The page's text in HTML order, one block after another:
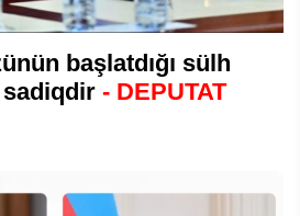
başlatdığı sülh
- DEPUTAT